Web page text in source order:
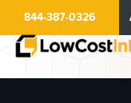
contenido
844-387-0326